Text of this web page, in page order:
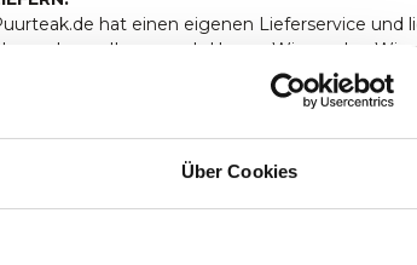
Über Cookies
hat einen eigenen Lieferservice und
zu Ihnen nach Hause. Wir werden Wir
Verbindung und vereinbaren mit Ihnen einen
Gartenmöbel werden bei Bedarf von unserem
aufgestellt. Anlieferungen erfolgen nur
Baumstamm-Tisches sollte zum Zeitpunkt der
anwesend sein, um Aufstellen des Tisches
500,- werden kostenlos geliefert. Sie können bei
oder in bar bezahlen, Wenn die Umstände es
der Lieferung zu bezahlen, können Sie auch per